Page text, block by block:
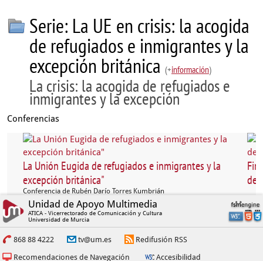
Serie: La UE en crisis: la acogida
de refugiados e inmigrantes y la
excepción británica (+información)
La crisis: la acogida de refugiados e
inmigrantes y la excepción
Conferencias
La Unión Eugida de refugiados e inmigrantes y la
excepción británica"
Conferencia de Rubén Darío Torres Kumbrián
de
Unidad de Apoyo Multimedia
ATICA - Vicerrectorado de Comunicación y Cultura
Universidad de Murcia
868 88 4222 tv@um.es
Redifusión RSS
Recomendaciones de Navegación
Accesibilidad